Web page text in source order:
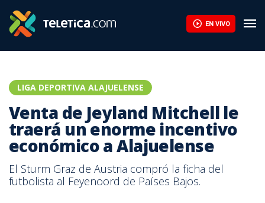
EN VIVO
LIGA DEPORTIVA ALAJUELENSE
Venta de Jeyland Mitchell le
traerá un enorme incentivo
económico a Alajuelense
El Sturm Graz de Austria compró la ficha del
futbolista al Feyenoord de Países Bajos.